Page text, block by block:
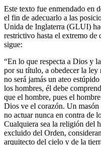
Este texto fue enmendado en
el fin de adecuarlo a las
Unida de Inglaterra (GLUI)
restrictivo hasta el extremo de
sigue:
“En lo que respecta a Dios y
por su título, a obedecer la
no será jamás un ateo
los hombres, él debe
que el hombre, pues el
Dios ve el corazón. Un masón
no actuar nunca en contra de
Cualquiera sea la religión del
excluido del Orden,
arquitecto del cielo y de la